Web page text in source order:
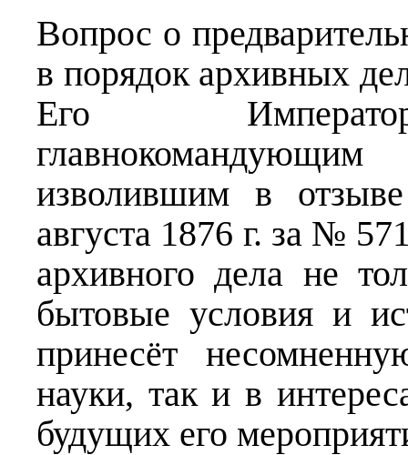
Вопрос о
в порядок архивных
Его
изволившим в
августа 1876 г. за №
архивного дела не
бытовые условия и
принесёт
науки, так и в
будущих его